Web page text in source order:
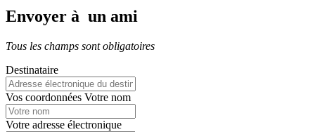
Envoyer à un ami
Tous les champs sont obligatoires
Destinataire
Vos coordonnées Votre nom
Votre adresse électronique